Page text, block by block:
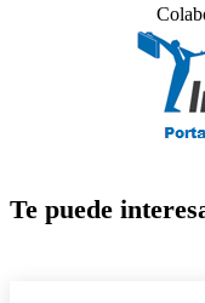
Te puede